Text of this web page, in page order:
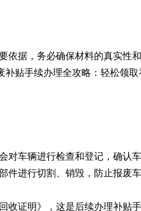
依据，务必确保材料的真实性和
对车辆进行检查和登记，确认
件进行切割、销毁，防止报废
收证明》，这是后续办理补贴手